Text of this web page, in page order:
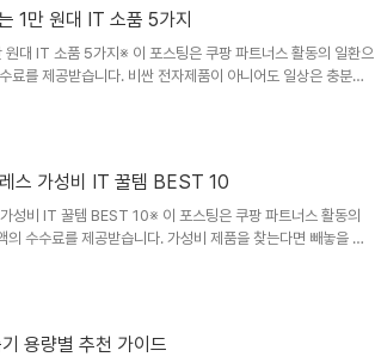
다 마이크와 조명에 먼저 투자하는 것이 체감 효과가 큰 경우
해보겠습니다.목차유튜브 장비는 무엇부터 준비할까?입문자
1만 원대 IT 소품 5가지
원대 IT 소품 5가지※ 이 포스팅은 쿠팡 파트너스 활동의 일환으
료를 제공받습니다. 비싼 전자제품이 아니어도 일상은 충분히
1만 원대 IT 소품은 적은 비용으로 업무 효율과 생활 편의성을
신 노트북처럼 포트가 부족한 제품을 사용하는 경우 활용도가
원~15,000원2. 케이블 정리 클립책상 위를 ..
스 가성비 IT 꿀템 BEST 10
성비 IT 꿀템 BEST 10※ 이 포스팅은 쿠팡 파트너스 활동의
의 수수료를 제공받습니다. 가성비 제품을 찾는다면 빼놓을 수
리익스프레스(AliExpress)입니다. 특히 IT 액세서리는 국내보
USB-C 100W 초고속 충전 케이블USB-C 기기를 여러 대 사
용량별 추천 가이드